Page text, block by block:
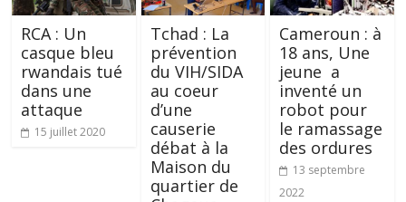
RCA : Un
casque bleu
rwandais tué
dans une
attaque
15 juillet 2020
Tchad : La
prévention
du VIH/SIDA
au coeur
d’une
causerie
débat à la
Maison du
quartier de
Cameroun : à
18 ans, Une
jeune a
inventé un
robot pour
le ramassage
des ordures
13 septembre
2022